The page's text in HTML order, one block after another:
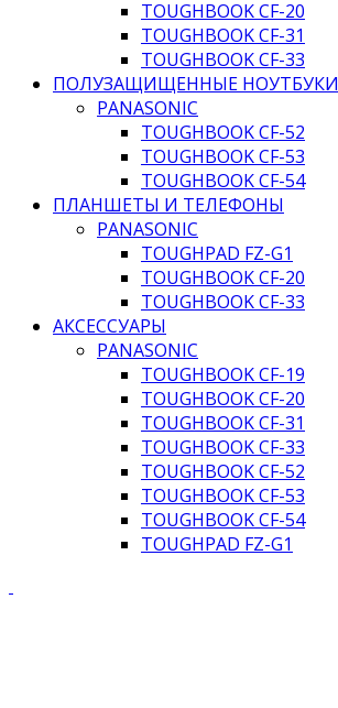
TOUGHBOOK CF-20
TOUGHBOOK CF-31
TOUGHBOOK CF-33
ПОЛУЗАЩИЩЕННЫЕ НОУТБУКИ
PANASONIC
TOUGHBOOK CF-52
TOUGHBOOK CF-53
TOUGHBOOK CF-54
ПЛАНШЕТЫ И ТЕЛЕФОНЫ
PANASONIC
TOUGHPAD FZ-G1
TOUGHBOOK CF-20
TOUGHBOOK CF-33
АКСЕССУАРЫ
PANASONIC
TOUGHBOOK CF-19
TOUGHBOOK CF-20
TOUGHBOOK CF-31
TOUGHBOOK CF-33
TOUGHBOOK CF-52
TOUGHBOOK CF-53
TOUGHBOOK CF-54
TOUGHPAD FZ-G1